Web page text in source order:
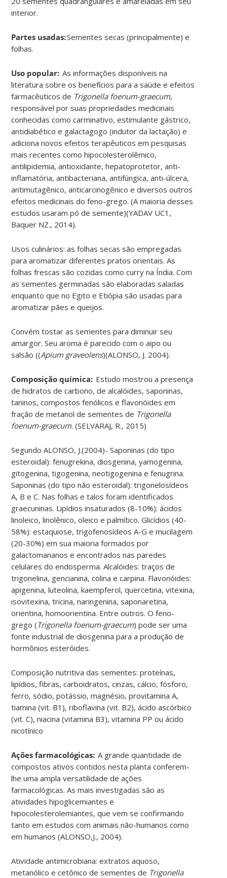
interior.
Partes usadas:Sementes secas (principalmente) e
folhas.
Uso popular: As informações disponíveis na
literatura sobre os benefícios para a saúde e efeitos
farmacêuticos de Trigonella foenum-graecum,
responsável por suas propriedades medicinais
conhecidas como carminativo, estimulante gástrico,
antidiabético e galactagogo (indutor da lactação) e
adiciona novos efeitos terapêuticos em pesquisas
mais recentes como hipocolesterolêmico,
antilipidemia, antioxidante, hepatoprotetor, anti-
inflamatória, antibacteriana, antifúngica, anti-úlcera,
antimutagênico, anticarcinogênico e diversos outros
efeitos medicinais do feno-grego. (A maioria desses
estudos usaram pó de semente)(YADAV UC1,
Baquer NZ., 2014).
Usos culinários: as folhas secas são empregadas
para aromatizar diferentes pratos orientais. As
folhas frescas são cozidas como curry na Índia. Com
as sementes germinadas são elaboradas saladas
enquanto que no Egito e Etiópia são usadas para
aromatizar pães e queijos.
Convém tostar as sementes para diminuir seu
amargor. Seu aroma é parecido com o aipo ou
salsão ((Apium graveolens)(ALONSO, J. 2004).
Composição química: Estudo mostrou a presença
de hidratos de carbono, de alcalóides, saponinas,
taninos, compostos fenólicos e flavonóides em
fração de metanol de sementes de Trigonella
foenum-graecum. (SELVARAJ, R., 2015)
Segundo ALONSO, J.(2004)- Saponinas (do tipo
esteroidal): fenugrekina, diosgenina, yamogenina,
gitogenina, tigogenina, neotigogenina e fenugrina.
Saponinas (do tipo não esteroidal): trigonelosídeos
A, B e C. Nas folhas e talos foram identificados
graecuninas. Lipídios insaturados (8-10%): ácidos
linoleico, linolênico, oleico e palmítico. Glicídios (40-
58%): estaquiose, trigofenosídeos A-G e mucilagem
(20-30%) em sua maioria formados por
galactomananos e encontrados nas paredes
celulares do endosperma. Alcalóides: traços de
trigonelina, gencianina, colina e carpina. Flavonóides:
apigenina, luteolina, kaempferol, quercetina, vitexina,
isovitexina, tricina, naringenina, saponaretina,
orientina, homoorientina. Entre outros. O feno-
grego (Trigonella foenum-graecum) pode ser uma
fonte industrial de diosgenina para a produção de
hormônios esteróides.
Composição nutritiva das sementes: proteínas,
lipídios, fibras, carboidratos, cinzas, cálcio, fósforo,
ferro, sódio, potássio, magnésio, provitamina A,
tiamina (vit. B1), riboflavina (vit. B2), ácido ascórbico
(vit. C), niacina (vitamina B3), vitamina PP ou ácido
nicotínico
Ações farmacológicas: A grande quantidade de
compostos ativos contidos nesta planta conferem-
lhe uma ampla versatilidade de ações
farmacológicas. As mais investigadas são as
atividades hipoglicemiantes e
hipocolesterolemiantes, que vem se confirmando
tanto em estudos com animais não-humanos como
em humanos (ALONSO,J., 2004).
Atividade antimicrobiana: extratos aquoso,
metanólico e cetônico de sementes de Trigonella